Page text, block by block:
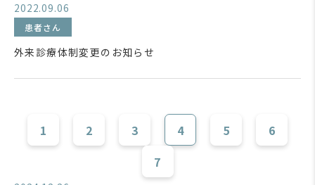
2022.09.06
患者さん
外来診療体制変更のお知らせ
1 2 3 4 5
6
7